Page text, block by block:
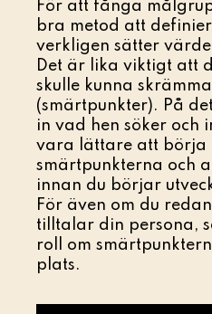
För att fånga
bra metod att
verkligen sätter
Det är lika viktigt att
skulle kunna
(smärtpunkter). På
in vad hen söker och
vara lättare att börja
smärtpunkterna och
innan du börjar
För även om du
tilltalar din persona,
roll om
plats.